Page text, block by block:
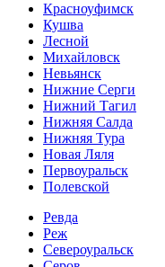
Красноуфимск
Кушва
Лесной
Михайловск
Невьянск
Нижние Серги
Нижний Тагил
Нижняя Салда
Нижняя Тура
Новая Ляля
Первоуральск
Полевской
Ревда
Реж
Североуральск